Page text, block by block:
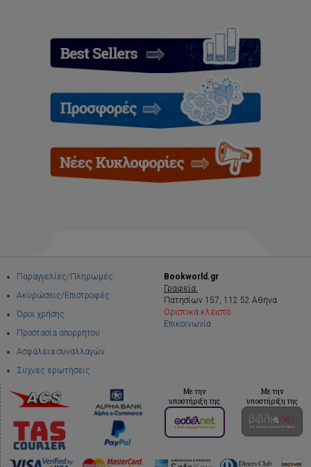
Παραγγελίες/Πληρωμές
Ακυρώσεις/Επιστροφές
Όροι χρήσης
Προστασία απορρήτου
Ασφάλεια συναλλαγών
Συχνές ερωτήσεις
Bookworld.gr
Γραφεία:
Πατησίων 157, 112 52 Αθήνα
Οριστικά κλειστό
Επικοινωνία
Με την
υποστήριξη της
Με την
υποστήριξη της